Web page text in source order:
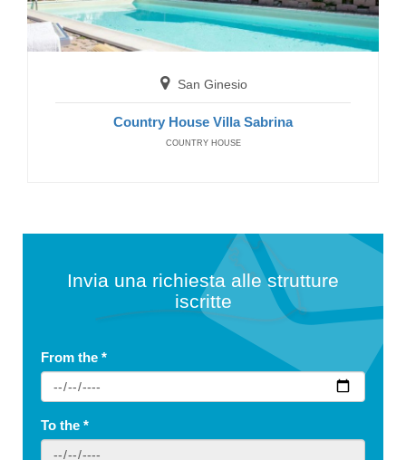
San Ginesio
Country House Villa Sabrina
COUNTRY HOUSE
Invia una richiesta alle strutture
iscritte
From the *
To the *